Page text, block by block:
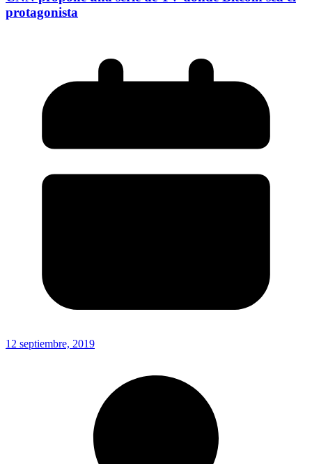
protagonista
12 septiembre, 2019